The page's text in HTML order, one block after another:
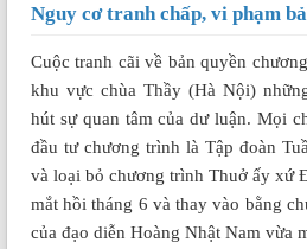
Nguy cơ tranh chấp, vi phạm
Cuộc tranh cãi về bản quyền
khu vực chùa Thầy (Hà Nội)
hút sự quan tâm của dư luận. Mọi
đầu tư chương trình là Tập đoàn
và loại bỏ chương trình Thuở ấy xứ
mắt hồi tháng 6 và thay vào bằng
của đạo diễn Hoàng Nhật Nam vừa